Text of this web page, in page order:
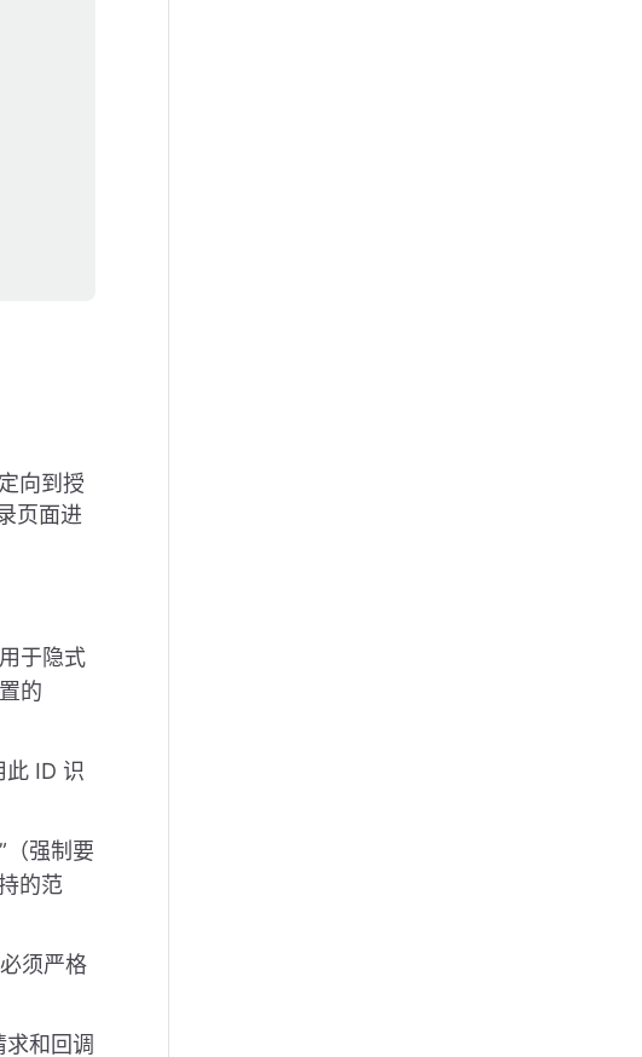
向到授
页面进
于隐式
的
此 ID 识
（强制要
的范
须严格
和回调